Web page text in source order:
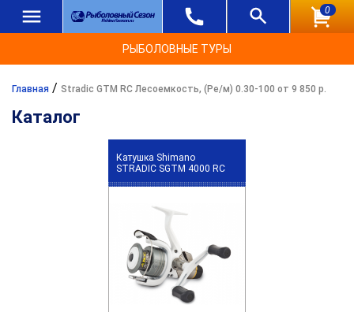
0
РЫБОЛОВНЫЕ ТУРЫ
Главная / Stradic GTM RC Лесоемкость, (Ре/м) 0.30-100 от 9 850 р.
Каталог
Катушка Shimano
STRADIC SGTM 4000 RC